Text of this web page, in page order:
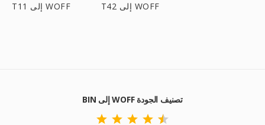
T11 إلى WOFF T42 إلى WOFF
BIN إلى WOFF تصنيف الجودة